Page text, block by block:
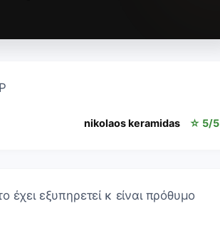
nikolaos keramidas ☆ 5/5
έχει εξυπηρετεί κ είναι πρόθυμο